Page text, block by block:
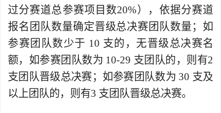
过分赛道总参赛项目数20%），依据分赛道
报名团队数量确定晋级总决赛团队数量；如
参赛团队数少于 10 支的，无晋级总决赛名
额，如参赛团队数为 10-29 支团队的，则有2
支团队晋级总决赛；如参赛团队数为 30 支及
以上团队的，则有3 支团队晋级总决赛。